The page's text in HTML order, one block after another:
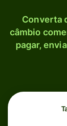
Converta
câmbio
pagar,